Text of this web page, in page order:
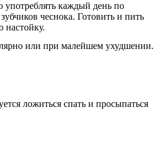
употреблять каждый день по
чеснока. Готовить и пить
настойку.
или при малейшем ухудшении.
ложиться спать и просыпаться